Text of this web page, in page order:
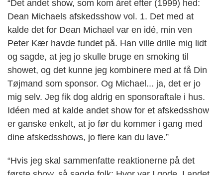
“Det andet show, som kom året efter (1999) hed:
Dean Michaels afskedsshow vol. 1. Det med at
kalde det for Dean Michael var en idé, min ven
Peter Kær havde fundet på. Han ville drille mig lidt
og sagde, at jeg jo skulle bruge en smoking til
showet, og det kunne jeg kombinere med at få Din
Tøjmand som sponsor. Og Michael... ja, det er jo
mig selv. Jeg fik dog aldrig en sponsoraftale i hus.
Idéen med at kalde andet show for et afskedsshow
er ganske enkelt, at jo før du kommer i gang med
dine afskedsshows, jo flere kan du lave.”
“Hvis jeg skal sammenfatte reaktionerne på det